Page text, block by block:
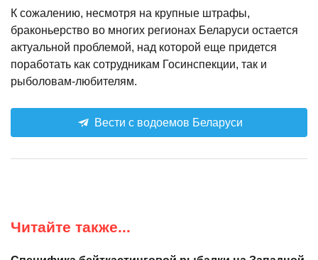
К сожалению, несмотря на крупные штрафы,
браконьерство во многих регионах Беларуси остается
актуальной проблемой, над которой еще придется
поработать как сотрудникам Госинспекции, так и
рыболовам-любителям.
Вести с водоемов Беларуси
Читайте также...